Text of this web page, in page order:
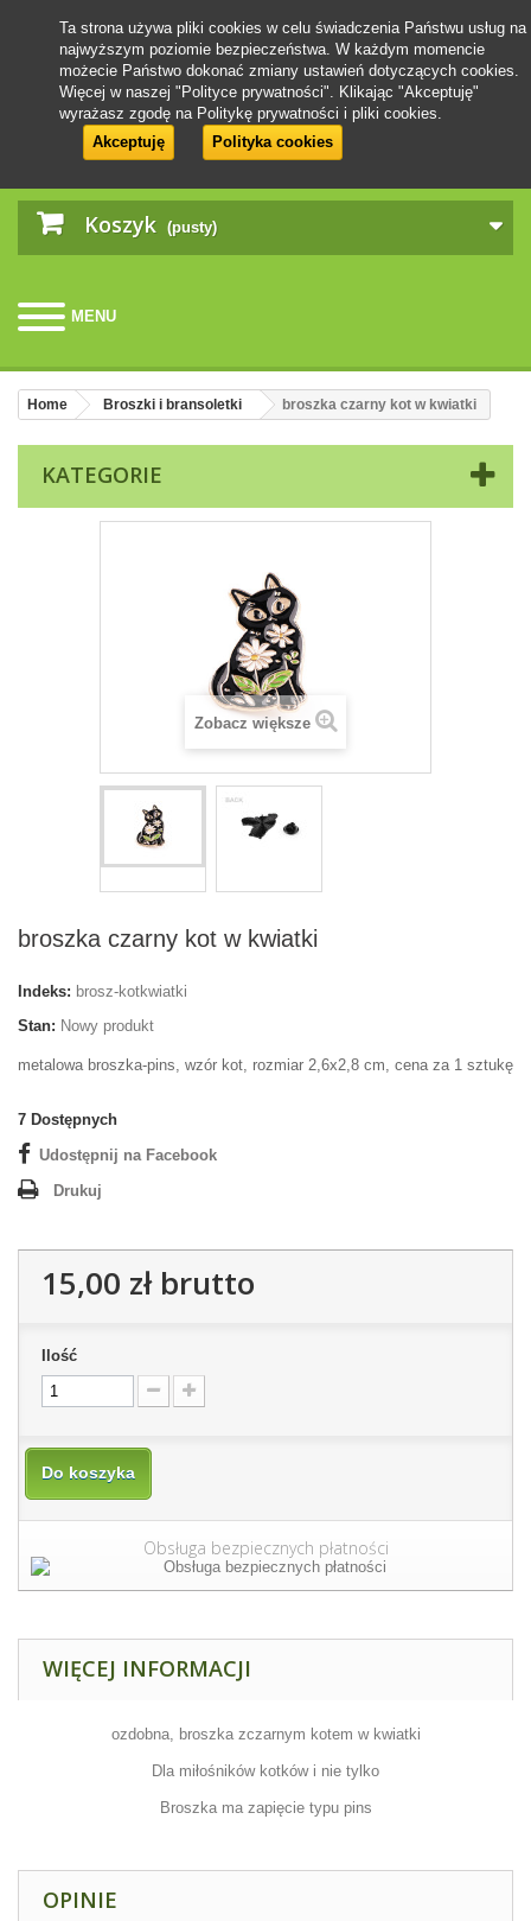
Koszyk (pusty)
MENU
Ta strona używa pliki cookies w celu świadczenia Państwu usług na
najwyższym poziomie bezpieczeństwa. W każdym momencie
możecie Państwo dokonać zmiany ustawień dotyczących cookies.
Więcej w naszej "Polityce prywatności". Klikając "Akceptuję"
wyrażasz zgodę na Politykę prywatności i pliki cookies.
Akceptuję
Polityka cookies
Home Broszki i bransoletki broszka czarny kot w kwiatki
KATEGORIE
Zobacz większe
broszka czarny kot w kwiatki
Indeks: brosz-kotkwiatki
Stan: Nowy produkt
metalowa broszka-pins, wzór kot, rozmiar 2,6x2,8 cm, cena za 1 sztukę
7 Dostępnych
Udostępnij na Facebook
Drukuj
15,00 złbrutto
Ilość
Do koszyka
Obsługa bezpiecznych płatności
WIĘCEJ INFORMACJI
ozdobna, broszka zczarnym kotem w kwiatki
Dla miłośników kotków i nie tylko
Broszka ma zapięcie typu pins
OPINIE